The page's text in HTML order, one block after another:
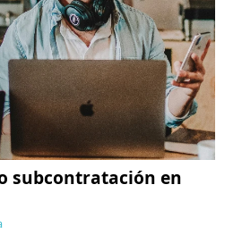
subcontratación en